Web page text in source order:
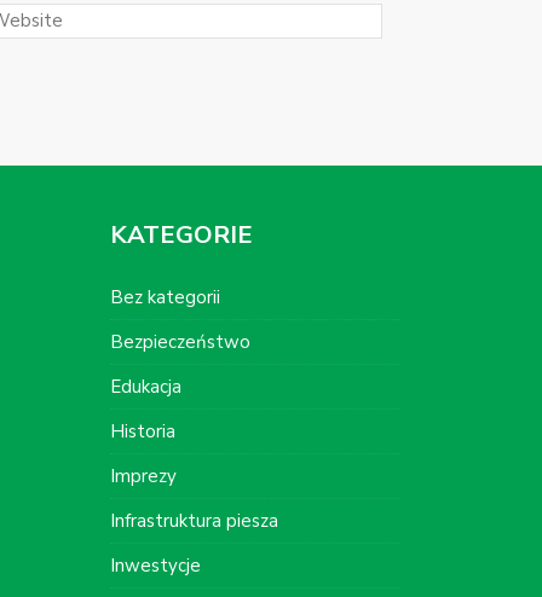
KATEGORIE
Bez kategorii
Bezpieczeństwo
Edukacja
Historia
Imprezy
Infrastruktura piesza
Inwestycje